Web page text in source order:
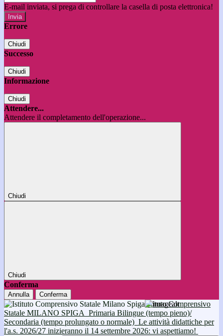
E-mail inviata, si prega di controllare la casella di posta elettronica!
Errore
Chiudi
Successo
Chiudi
Informazione
Chiudi
Attendere...
Attendere il completamento dell'operazione...
Chiudi
Chiudi
Conferma
Annulla Conferma
Istituto Comprensivo
Statale MILANO SPIGA Primaria Bilingue (tempo pieno)/
Secondaria (tempo prolungato o normale) Le attività didattiche per
l'a.s. 2026/27 inizieranno il 14 settembre 2026: vi aspettiamo!